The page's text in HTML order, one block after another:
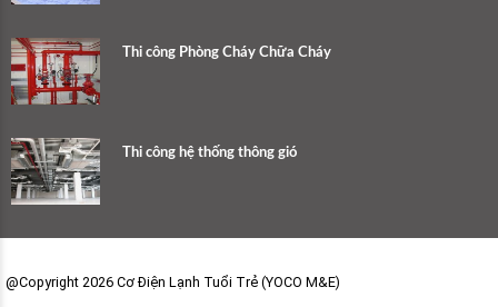
Thi công Phòng Cháy Chữa Cháy
Thi công hệ thống thông gió
@Copyright 2026 Cơ Điện Lạnh Tuổi Trẻ (YOCO M&E)